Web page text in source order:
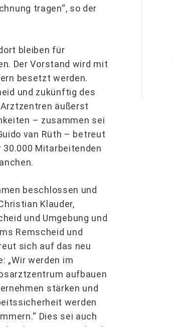
tragen“, so der
bleiben für
Der Vorstand wird mit
besetzt werden.
und zukünftig des
äußerst
– zusammen sei
van Rüth – betreut
Mitarbeitenden
beschlossen und
Klauder,
und Umgebung und
Remscheid und
sich auf das neu
„Wir werden im
aufbauen
stärken und
werden
Dies sei auch